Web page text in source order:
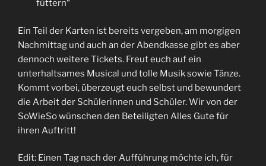
füttern“
Ein Teil der Karten ist bereits vergeben, am morgigen
Nachmittag und auch an der Abendkasse gibt es aber
dennoch weitere Tickets. Freut euch auf ein
unterhaltsames Musical und tolle Musik sowie Tänze.
Kommt vorbei, überzeugt euch selbst und bewundert
die Arbeit der Schülerinnen und Schüler. Wir von der
SoWieSo wünschen den Beteiligten Alles Gute für
ihren Auftritt!
Edit: Einen Tag nach der Aufführung möchte ich, für